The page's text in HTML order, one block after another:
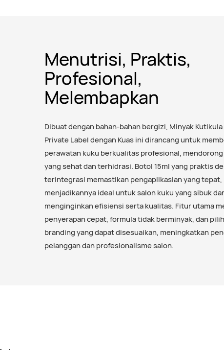
Menutrisi, Praktis,
Profesional,
Melembapkan
Dibuat dengan bahan-bahan bergizi, Minyak
Private Label dengan Kuas ini dirancang untuk
perawatan kuku berkualitas profesional,
yang sehat dan terhidrasi. Botol 15ml yang praktis
terintegrasi memastikan pengaplikasian yang tepat,
menjadikannya ideal untuk salon kuku yang sibuk
menginginkan efisiensi serta kualitas. Fitur utama
penyerapan cepat, formula tidak berminyak, dan
branding yang dapat disesuaikan, meningkatkan
pelanggan dan profesionalisme salon.